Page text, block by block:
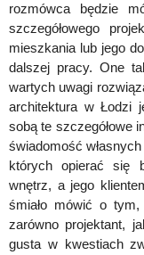
rozmówca będzie
szczegółowego
mieszkania lub jego
dalszej pracy. One
wartych uwagi
architektura w Łodzi
sobą te szczegółowe
świadomość
których opierać się
wnętrz, a jego
śmiało mówić o
zarówno projektant,
gusta w kwestiach